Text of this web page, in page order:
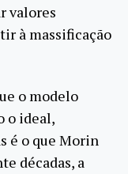
valores
à massificação
o modelo
o ideal,
é o que Morin
décadas, a